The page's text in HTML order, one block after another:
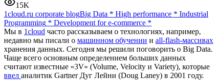
15K
1cloud.ru corporate blogBig Data * High performance * Industrial
Programming * Development for e-commerce *
Мы в 1cloud часто рассказываем о технологиях, например,
недавно мы писали о машинном обучении и all-flash-массивах
хранения данных. Сегодня мы решили поговорить о Big Data.
Чаще всего основным определением больших данных
считают известные «3V» (Volume, Velocity и Variety), которые
ввел аналитик Gartner Дуг Лейни (Doug Laney) в 2001 году.